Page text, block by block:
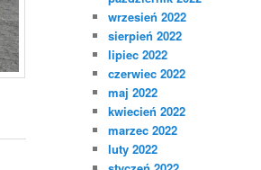
wrzesień 2022
sierpień 2022
lipiec 2022
czerwiec 2022
maj 2022
kwiecień 2022
marzec 2022
luty 2022